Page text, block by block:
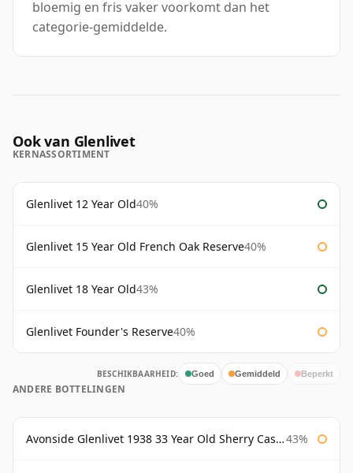
bloemig en fris vaker voorkomt dan het
categorie-gemiddelde.
Ook van Glenlivet
KERNASSORTIMENT
Glenlivet 12 Year Old40%
Glenlivet 15 Year Old French Oak Reserve40%
Glenlivet 18 Year Old43%
Glenlivet Founder's Reserve40%
BESCHIKBAARHEID: Goed Gemiddeld Beperkt
ANDERE BOTTELINGEN
Avonside Glenlivet 1938 33 Year Old Sherry Cask Gordon & Macphail 43%